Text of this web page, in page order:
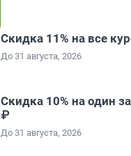
Скидка 11% на все
До 31 августа, 2026
Скидка 10% на один
₽
До 31 августа, 2026